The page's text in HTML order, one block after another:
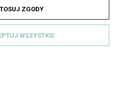
DO
ZGODY
WSZYSTKIE